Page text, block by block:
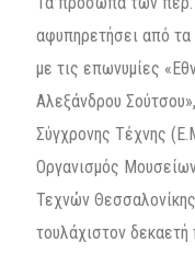
αφυπηρετήσει από
με τις επωνυμίες
Αλεξάνδρου
Σύγχρονης Τέχνης
Οργανισμός
Τεχνών
τουλάχιστον